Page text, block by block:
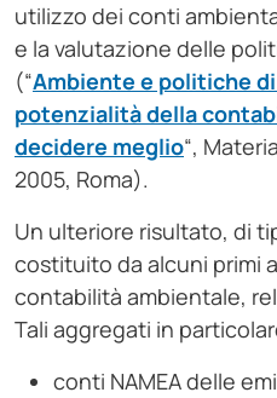
utilizzo dei conti
e la valutazione delle
(“Ambiente e politiche
potenzialità della
decidere meglio“,
2005, Roma).
Un ulteriore risultato, di
costituito da alcuni primi
contabilità ambientale,
Tali aggregati in
conti NAMEA delle